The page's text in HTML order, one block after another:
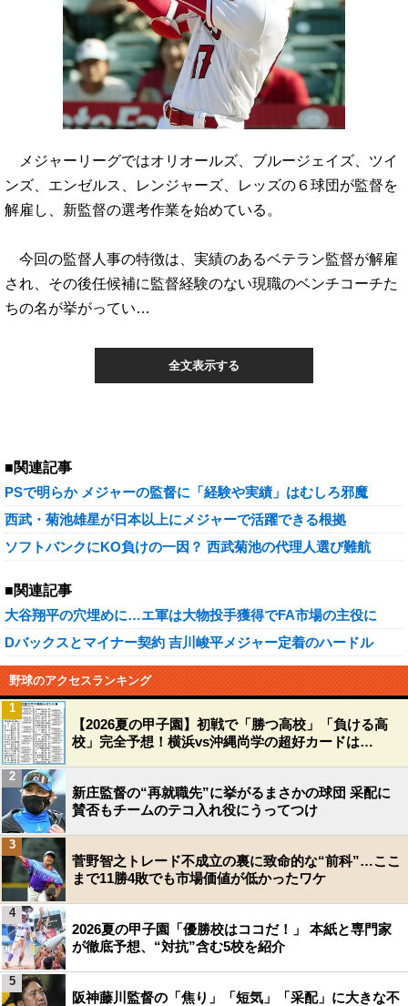
メジャーリーグではオリオールズ、ブルージェイズ、ツイ
ンズ、エンゼルス、レンジャーズ、レッズの６球団が監督を
解雇し、新監督の選考作業を始めている。
今回の監督人事の特徴は、実績のあるベテラン監督が解雇
され、その後任候補に監督経験のない現職のベンチコーチた
ちの名が挙がってい…
全文表示する
■関連記事
PSで明らか メジャーの監督に「経験や実績」はむしろ邪魔
西武・菊池雄星が日本以上にメジャーで活躍できる根拠
ソフトバンクにKO負けの一因？ 西武菊池の代理人選び難航
■関連記事
大谷翔平の穴埋めに…エ軍は大物投手獲得でFA市場の主役に
Dバックスとマイナー契約 吉川峻平メジャー定着のハードル
野球のアクセスランキング
【2026夏の甲子園】初戦で「勝つ高校」「負ける高
校」完全予想！横浜vs沖縄尚学の超好カードは…
1
新庄監督の“再就職先”に挙がるまさかの球団 采配に
賛否もチームのテコ入れ役にうってつけ
2
菅野智之トレード不成立の裏に致命的な“前科”…ここ
まで11勝4敗でも市場価値が低かったワケ
3
2026夏の甲子園「優勝校はココだ！」 本紙と専門家
が徹底予想、“対抗”含む5校を紹介
4
阪神藤川監督の「焦り」「短気」「采配」に大きな不
5